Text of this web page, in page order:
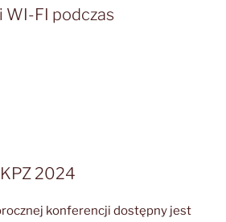
WI-FI podczas
2024
konferencji dostępny jest